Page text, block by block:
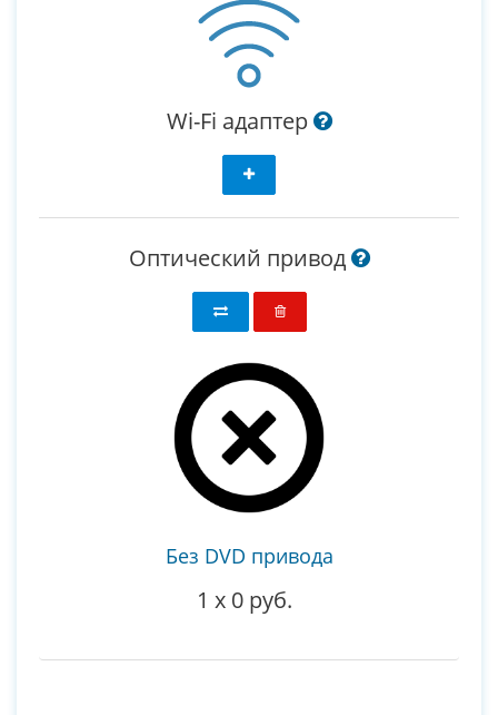
Wi-Fi адаптер
Оптический привод
Без DVD привода
1 x 0 руб.